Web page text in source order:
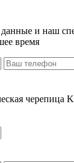
данные и наш
время
черепица